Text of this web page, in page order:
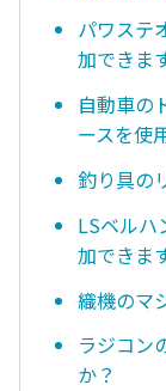
パワステ
加できま
自動車の
ースを使
釣り具の
LSベルハ
加できま
織機のマ
ラジコン
か？